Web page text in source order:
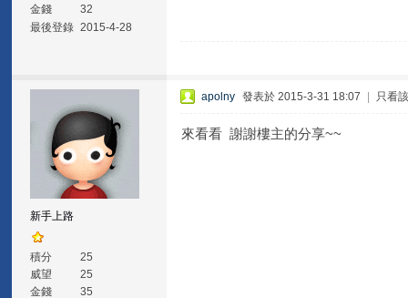
金錢
32
最後登錄 2015-4-28
新手上路
積分
25
威望
25
金錢
35
apolny 發表於 2015-3-31 18:07 只看
來看看 謝謝樓主的分享~~